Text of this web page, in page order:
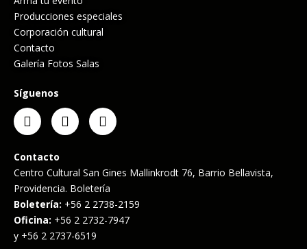
Producciones especiales
Corporación cultural
Contacto
Galería Fotos Salas
Síguenos
Contacto
Centro Cultural San Gines Mallinkrodt 76, Barrio Bellavista,
Providencia. Boletería
Boletería: +56 2 2738-2159
Oficina: +56 2 2732-7947
y +56 2 2737-6519